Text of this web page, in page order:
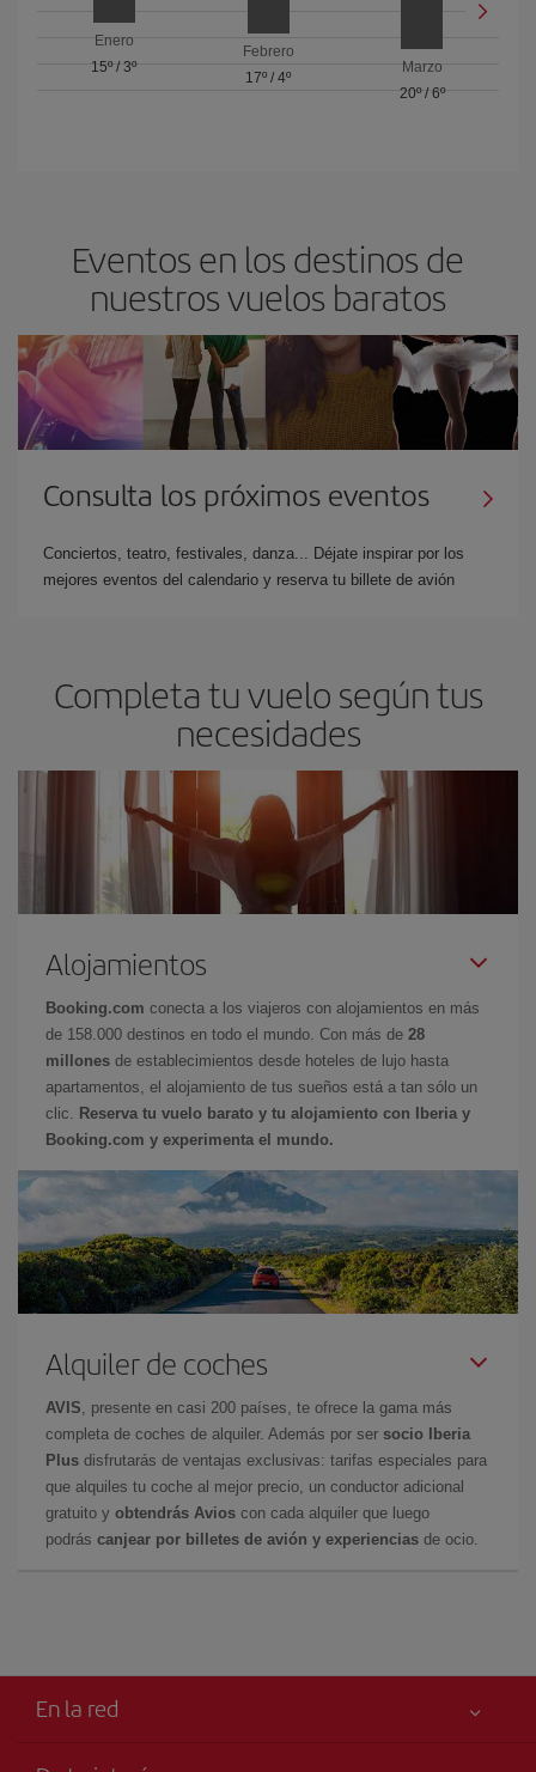
Enero
15º/3º
Febrero
17º / 4º
Marzo
20º/ 6º
Eventos en los destinos de
nuestros vuelos baratos
Consulta los próximos eventos
Conciertos, teatro, festivales, danza... Déjate inspirar por los
mejores eventos del calendario y reserva tu billete de avión
Completa tu vuelo según tus
necesidades
Alojamientos
Booking.com conecta a los viajeros con alojamientos en más
de 158.000 destinos en todo el mundo. Con más de 28
millones de establecimientos desde hoteles de lujo hasta
apartamentos, el alojamiento de tus sueños está a tan sólo un
clic.
Reserva tu vuelo barato y tu alojamiento con Iberia y
Booking.com y experimenta el mundo.
Alquiler de coches
AVIS , presente en casi 200 países, te ofrece la gama más
completa de coches de alquiler. Además por ser socio Iberia
Plus disfrutarás de ventajas exclusivas: tarifas especiales para
que alquiles tu coche al mejor precio, un conductor adicional
gratuito y obtendrás Avios con cada alquiler que luego
podrás canjear por billetes de avión y experiencias de ocio.
En la red